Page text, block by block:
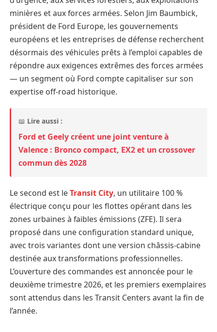
minières et aux forces armées. Selon Jim Baumbick,
président de Ford Europe, les gouvernements
européens et les entreprises de défense recherchent
désormais des véhicules prêts à l’emploi capables de
répondre aux exigences extrêmes des forces armées
— un segment où Ford compte capitaliser sur son
expertise off-road historique.
📖 Lire aussi :
Ford et Geely créent une joint venture à
Valence : Bronco compact, EX2 et un crossover
commun dès 2028
Le second est leTransit City, un utilitaire 100 %
électrique conçu pour les flottes opérant dans les
zones urbaines à faibles émissions (ZFE). Il sera
proposé dans une configuration standard unique,
avec trois variantes dont une version châssis-cabine
destinée aux transformations professionnelles.
L’ouverture des commandes est annoncée pour le
deuxième trimestre 2026, et les premiers exemplaires
sont attendus dans les Transit Centers avant la fin de
l’année.